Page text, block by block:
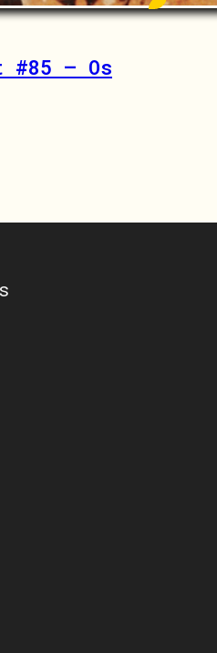
#85 – Os